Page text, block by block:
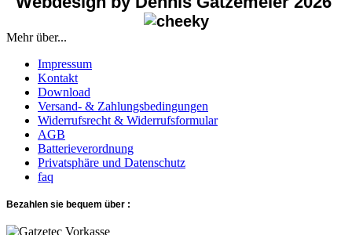
Mehr über...
Impressum
Kontakt
Download
Versand- & Zahlungsbedingungen
Widerrufsrecht & Widerrufsformular
AGB
Batterieverordnung
Privatsphäre und Datenschutz
faq
Bezahlen sie bequem über :